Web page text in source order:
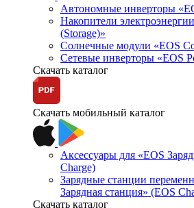
Автономные инверторы
Накопители
(Storage)»
Солнечные модули «EOS
Сетевые инверторы «EOS
Скачать каталог
Скачать мобильный каталог
Аксессуары для «EOS
Charge)
Зарядные станции
Зарядная станция» (EOS
Скачать каталог